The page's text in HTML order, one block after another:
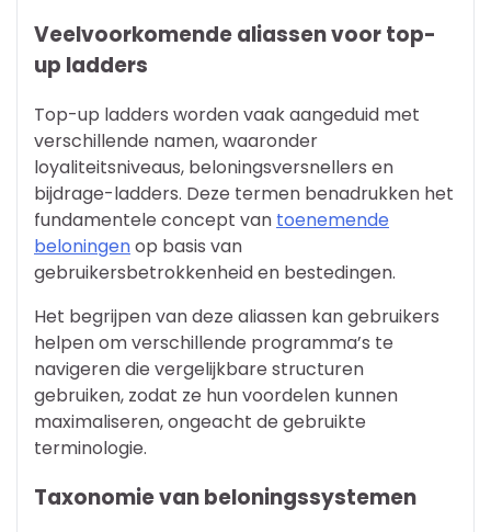
Veelvoorkomende aliassen voor top-
up ladders
Top-up ladders worden vaak aangeduid met
verschillende namen, waaronder
loyaliteitsniveaus, beloningsversnellers en
bijdrage-ladders. Deze termen benadrukken het
fundamentele concept van toenemende
beloningenop basis van
gebruikersbetrokkenheid en bestedingen.
Het begrijpen van deze aliassen kan gebruikers
helpen om verschillende programma’s te
navigeren die vergelijkbare structuren
gebruiken, zodat ze hun voordelen kunnen
maximaliseren, ongeacht de gebruikte
terminologie.
Taxonomie van beloningssystemen